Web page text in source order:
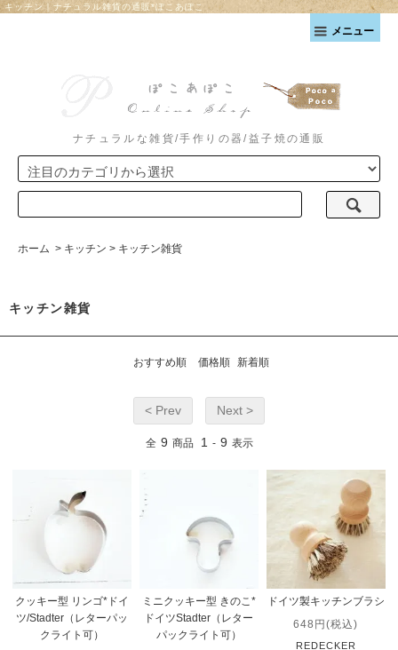
キッチン｜ナチュラル雑貨の通販*ぽこあぽこ
メニュー
ナチュラルな雑貨/手作りの器/益子焼の通販
ホーム > キッチン > キッチン雑貨
キッチン雑貨
おすすめ順 価格順 新着順
< Prev Next >
全 9 商品 1 - 9 表示
クッキー型 リンゴ*ドイ
ツ/Stadter（レターパッ
クライト可）
ミニクッキー型 きのこ*
ドイツStadter（レター
パックライト可）
ドイツ製キッチンブラシ
648円(税込)
REDECKER